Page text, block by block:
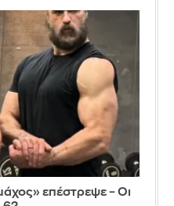
επέστρεψε – Οι